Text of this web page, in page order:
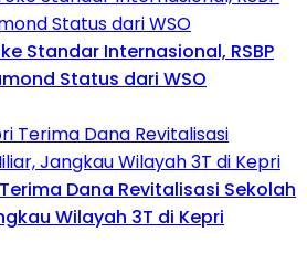
Standar Internasional, RSBP
Status dari WSO
Dana Revitalisasi Sekolah
Wilayah 3T di Kepri